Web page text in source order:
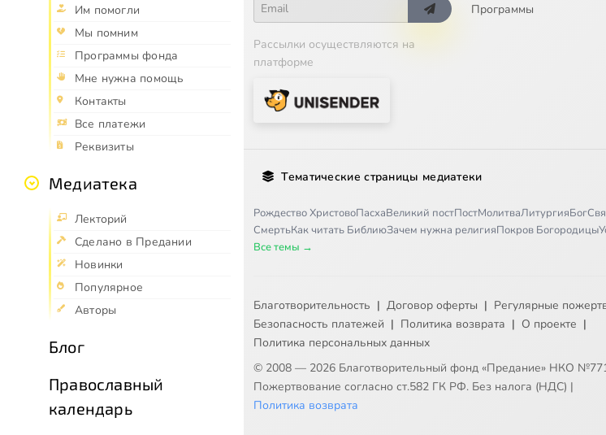
Им помогли
Мы помним
Программы фонда
Мне нужна помощь
Контакты
Все платежи
Реквизиты
Медиатека
Лекторий
Сделано в Предании
Новинки
Популярное
Авторы
Блог
Православный
календарь
Рассылки осуществляются на
платформе
Программы
Тематические страницы медиатеки
Рождество ХристовоПасхаВеликий постПостМолитваЛитургияБог
СмертьКак читать БиблиюЗачем нужна религияПокров Богородицы
Все темы →
Благотворительность | Договор оферты | Регулярные
Безопасность платежей | Политика возврата | О проекте |
Политика персональных данных
© 2008 — 2026 Благотворительный фонд «Предание» НКО
Пожертвование согласно ст.582 ГК РФ. Без налога (НДС) |
Политика возврата